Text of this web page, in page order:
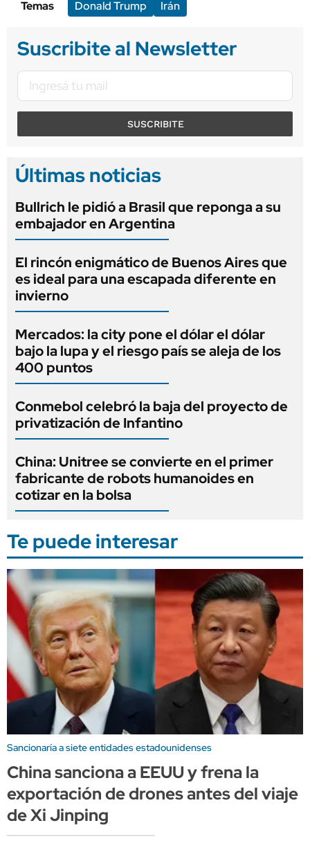
Temas Donald Trump Irán
Suscribite al Newsletter
SUSCRIBITE
Últimas noticias
Bullrich le pidió a Brasil que reponga a su
embajador en Argentina
El rincón enigmático de Buenos Aires que
es ideal para una escapada diferente en
invierno
Mercados: la city pone el dólar el dólar
bajo la lupa y el riesgo país se aleja de los
400 puntos
Conmebol celebró la baja del proyecto de
privatización de Infantino
China: Unitree se convierte en el primer
fabricante de robots humanoides en
cotizar en la bolsa
Te puede interesar
Sancionaría a siete entidades estadounidenses
China sanciona a EEUU y frena la
exportación de drones antes del viaje
de Xi Jinping